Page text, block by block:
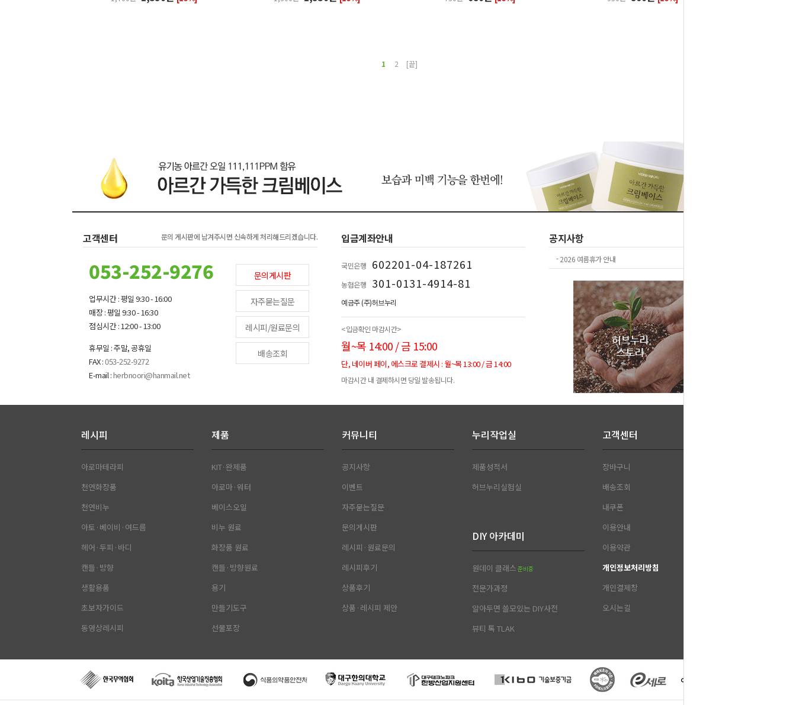
1 2 [끝]
고객센터 문의 게시판에 남겨주시면 신속하게 처리해드리겠습니다.
053-252-9276
업무시간 : 평일 9:30 - 16:00
매장 : 평일 9:30 - 16:30
점심시간 : 12:00 - 13:00
휴무일 : 주말, 공휴일
FAX :053-252-9272
E-mail :herbnoori@hanmail.net
문의게시판
자주묻는질문
레시피/원료문의
배송조회
입금계좌안내
국민은행 602201-04-187261
농협은행 301-0131-4914-81
예금주 (주)허브누리
<입금확인 마감시간>
월~목 14:00 / 금 15:00
단, 네이버 페이, 에스크로 결제시 : 월~목 13:00 / 금 14:00
마감시간 내 결제하시면 당일 발송됩니다.
공지사항
-2026 여름휴가 안내
레시피
아로마테라피
천연화장품
천연비누
아토·베이비·여드름
헤어·두피·바디
캔들·방향
생활용품
초보자가이드
동영상레시피
제품
KIT·완제품
아로마·워터
베이스오일
비누 원료
화장품 원료
캔들·방향원료
용기
만들기도구
선물포장
커뮤니티
공지사항
이벤트
자주묻는질문
문의게시판
레시피·원료문의
레시피후기
상품후기
상품·레시피 제안
누리작업실
제품성적서
허브누리실험실
DIY 아카데미
원데이 클래스 준비중
전문가과정
알아두면 쓸모있는 DIY사전
뷰티 톡 TLAK
고객센터
장바구니
배송조회
내쿠폰
이용안내
이용약관
개인정보처리방침
개인결제창
오시는길